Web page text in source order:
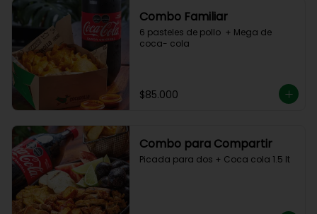
Combo Familiar
6 pasteles de pollo  + Mega de
coca- cola
$85.000
Combo para Compartir
Picada para dos + Coca cola 1.5 lt